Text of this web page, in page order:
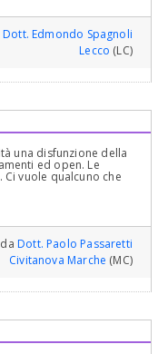
Dott. Edmondo Spagnoli
Lecco (LC)
una disfunzione della
ed open. Le
vuole qualcuno che
daDott. Paolo Passaretti
Civitanova Marche (MC)